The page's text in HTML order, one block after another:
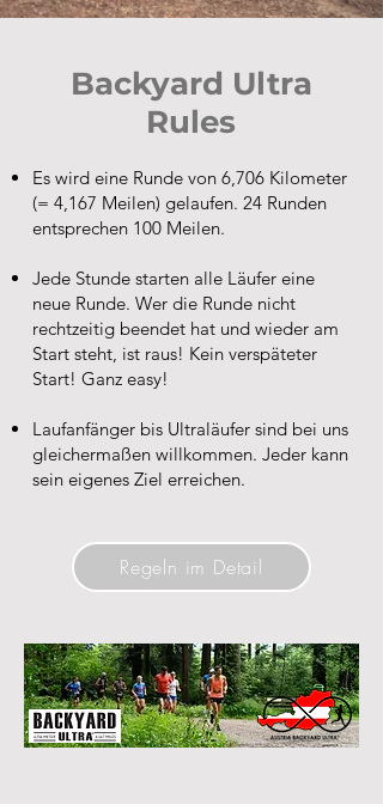
Backyard Ultra
Rules
Es wird eine Runde von 6,706 Kilometer
(= 4,167 Meilen) gelaufen. 24 Runden
entsprechen 100 Meilen.
Jede Stunde starten alle Läufer eine
neue Runde. Wer die Runde nicht
rechtzeitig beendet hat und wieder am
Start steht, ist raus! Kein verspäteter
Start! Ganz easy!
Laufanfänger bis Ultraläufer sind bei uns
gleichermaßen willkommen. Jeder kann
sein eigenes Ziel erreichen.
Regeln im Detail